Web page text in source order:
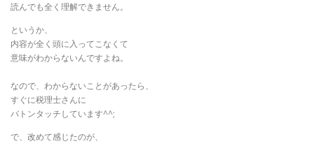
読んでも全く理解できません。
というか、
内容が全く頭に入ってこなくて
意味がわからないんですよね。
なので、わからないことがあったら、
すぐに税理士さんに
バトンタッチしています^^;
で、改めて感じたのが、